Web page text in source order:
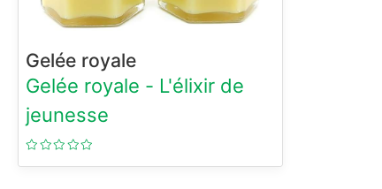
Gelée royale
Gelée royale - L'élixir de
jeunesse